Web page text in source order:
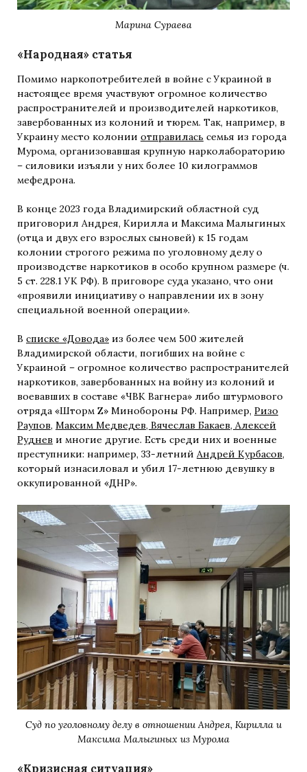
Марина Сураева
«Народная» статья
Помимо наркопотребителей в войне с Украиной в
настоящее время участвуют огромное количество
распространителей и производителей наркотиков,
завербованных из колоний и тюрем. Так, например, в
Украину место колонии отправилась семья из города
Мурома, организовавшая крупную нарколабораторию
– силовики изъяли у них более 10 килограммов
мефедрона.
В конце 2023 года Владимирский областной суд
приговорил Андрея, Кирилла и Максима Малыгиных
(отца и двух его взрослых сыновей) к 15 годам
колонии строгого режима по уголовному делу о
производстве наркотиков в особо крупном размере (ч.
5 ст. 228.1 УК РФ). В приговоре суда указано, что они
«проявили инициативу о направлении их в зону
специальной военной операции».
В списке «Довода» из более чем 500 жителей
Владимирской области, погибших на войне с
Украиной – огромное количество распространителей
наркотиков, завербованных на войну из колоний и
воевавших в составе «ЧВК Вагнера» либо штурмового
отряда «Шторм Z» Минобороны РФ. Например, Ризо
Раупов, Максим Медведев, Вячеслав Бакаев, Алексей
Руднев и многие другие. Есть среди них и военные
преступники: например, 33-летний Андрей Курбасов,
который изнасиловал и убил 17-летнюю девушку в
оккупированной «ДНР».
Суд по уголовному делу в отношении Андрея, Кирилла и
Максима Малыгиных из Мурома
«Кризисная ситуация»